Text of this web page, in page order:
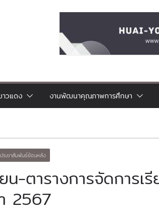
าวแดง งานพัฒนาคุณภาพการศึกษา
ระชาสัมพันธ์ย้อนหลัง
น-ตารางการจัดการ
2567